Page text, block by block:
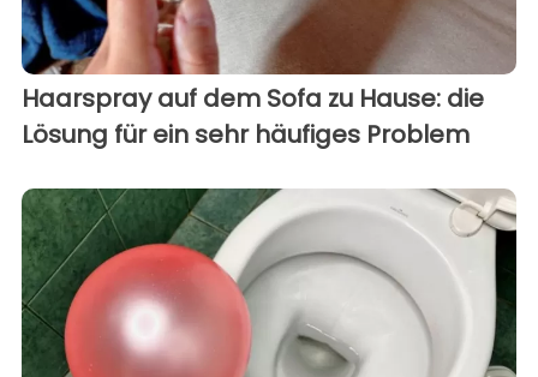
Haarspray auf dem Sofa zu Hause: die
Lösung für ein sehr häufiges Problem